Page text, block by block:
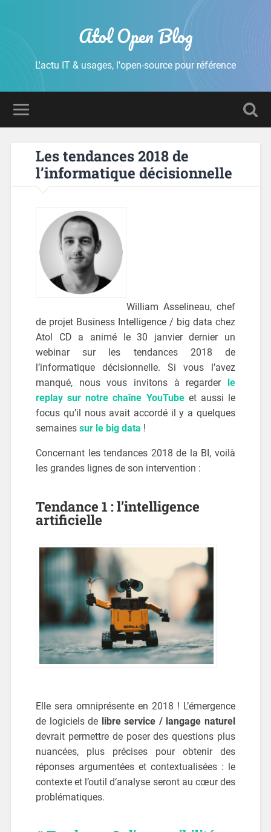
Atol Open Blog
L'actu IT & usages, l'open-source pour référence
Les tendances 2018 de
l’informatique décisionnelle
William Asselineau, chef
de projet Business Intelligence / big data chez
Atol CD a animé le 30 janvier dernier un
webinar sur les tendances 2018 de
l’informatique décisionnelle. Si vous l’avez
manqué, nous vous invitons à regarder le
replay sur notre chaîne YouTube et aussi le
focus qu’il nous avait accordé il y a quelques
semainessur le big data !
Concernant les tendances 2018 de la BI, voilà
les grandes lignes de son intervention :
Tendance 1 : l’intelligence
artificielle
Elle sera omniprésente en 2018 ! L’émergence
de logiciels de libre service / langage naturel
devrait permettre de poser des questions plus
nuancées, plus précises pour obtenir des
réponses argumentées et contextualisées : le
contexte et l’outil d’analyse seront au cœur des
problématiques.